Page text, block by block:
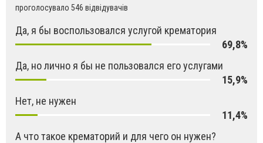
проголосувало 546 відвідувачів
Да, я бы воспользовался услугой крематория
69,8%
Да, но лично я бы не пользовался его услугами
15,9%
Нет, не нужен
11,4%
А что такое крематорий и для чего он нужен?